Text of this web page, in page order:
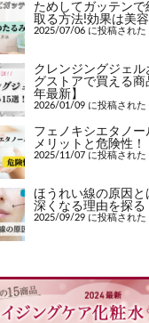
ためしてガッテン
取る方法!効果は美
2025/07/06 に投稿された
クレンジングジェ
グストアで買える
年最新】
2026/01/09 に投稿された
フェノキシエタノー
メリットと危険性！
2025/11/07 に投稿された
ほうれい線の原因と
深くなる理由を探る
2025/09/29 に投稿された